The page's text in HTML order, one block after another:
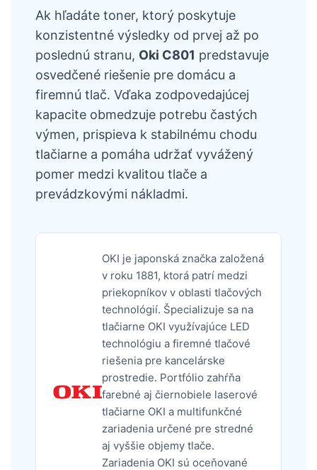
Ak hľadáte toner, ktorý poskytuje
konzistentné výsledky od prvej až po
poslednú stranu, Oki C801 predstavuje
osvedčené riešenie pre domácu a
firemnú tlač. Vďaka zodpovedajúcej
kapacite obmedzuje potrebu častých
výmen, prispieva k stabilnému chodu
tlačiarne a pomáha udržať vyvážený
pomer medzi kvalitou tlače a
prevádzkovými nákladmi.
OKI je japonská značka založená
v roku 1881, ktorá patrí medzi
priekopníkov v oblasti tlačových
technológií. Špecializuje sa na
tlačiarne OKI využívajúce LED
technológiu a firemné tlačové
riešenia pre kancelárske
prostredie. Portfólio zahŕňa
farebné aj čiernobiele laserové
tlačiarne OKI a multifunkčné
zariadenia určené pre stredné
aj vyššie objemy tlače.
Zariadenia OKI sú oceňované